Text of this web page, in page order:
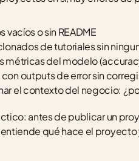
vacíos o sin README
de tutoriales sin
métricas del modelo
outputs de error sin
el contexto del negocio:
antes de publicar un
entiende qué hace el